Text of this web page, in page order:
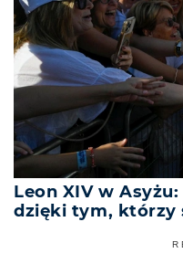
Leon XIV w
dzięki tym, którzy